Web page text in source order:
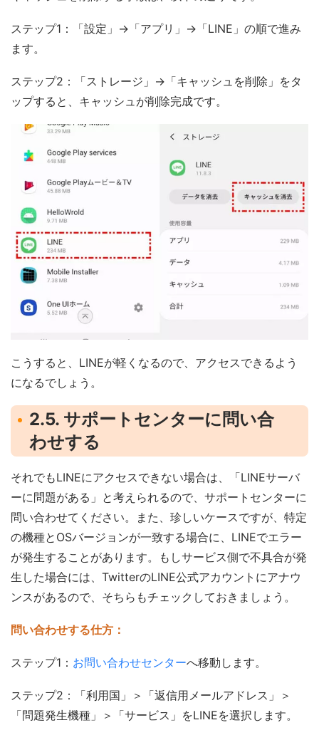
ステップ1：「設定」→「アプリ」→「LINE」の順で進み
ます。
ステップ2：「ストレージ」→「キャッシュを削除」をタ
ップすると、キャッシュが削除完成です。
こうすると、LINEが軽くなるので、アクセスできるよう
になるでしょう。
2.5. サポートセンターに問い合
わせする
それでもLINEにアクセスできない場合は、「LINEサーバ
ーに問題がある」と考えられるので、サポートセンターに
問い合わせてください。また、珍しいケースですが、特定
の機種とOSバージョンが一致する場合に、LINEでエラー
が発生することがあります。もしサービス側で不具合が発
生した場合には、TwitterのLINE公式アカウントにアナウ
ンスがあるので、そちらもチェックしておきましょう。
問い合わせする仕方：
ステップ1： お問い合わせセンターへ移動します。
ステップ2：「利用国」＞「返信用メールアドレス」＞
「問題発生機種」＞「サービス」をLINEを選択します。